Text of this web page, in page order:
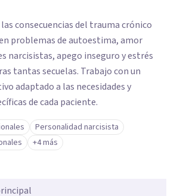
las consecuencias del trauma crónico
problemas de autoestima, amor
narcisistas, apego inseguro y estrés
tantas secuelas. Trabajo con un
adaptado a las necesidades y
de cada paciente.
Personalidad narcisista
+4 más